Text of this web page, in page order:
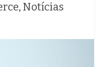
,Notícias